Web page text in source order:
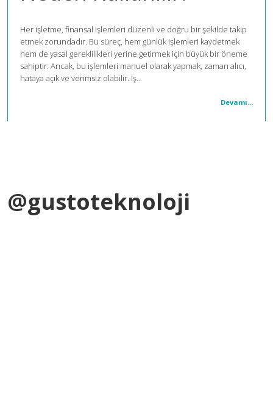
Her işletme, finansal işlemleri düzenli ve doğru bir şekilde takip
etmek zorundadır. Bu süreç, hem günlük işlemleri kaydetmek
hem de yasal gereklilikleri yerine getirmek için büyük bir öneme
sahiptir. Ancak, bu işlemleri manuel olarak yapmak, zaman alıcı,
hataya açık ve verimsiz olabilir. İş...
Devamı...
@gustoteknoloji